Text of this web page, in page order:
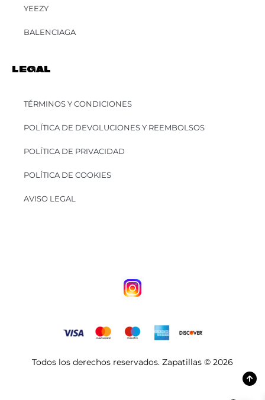
YEEZY
BALENCIAGA
LEGAL
TÉRMINOS Y CONDICIONES
POLÍTICA DE DEVOLUCIONES Y REEMBOLSOS
POLÍTICA DE PRIVACIDAD
POLÍTICA DE COOKIES
AVISO LEGAL
Todos los derechos reservados. Zapatillas © 2026